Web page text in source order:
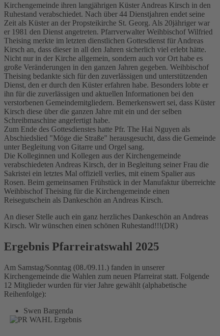
Kirchengemeinde ihren langjährigen Küster Andreas Kirsch in den
Ruhestand verabschiedet. Nach über 44 Dienstjahren endet seine
Zeit als Küster an der Propsteikirche St. Georg. Als 20jähriger war
er 1981 den Dienst angetreten. Pfarrverwalter Weihbischof Wilfried
Theising merkte im letzten dienstlichen Gottesdienst für Andreas
Kirsch an, dass dieser in all den Jahren sicherlich viel erlebt hätte.
Nicht nur in der Kirche allgemein, sondern auch vor Ort habe es
große Veränderungen in den ganzen Jahren gegeben. Weihbischof
Theising bedankte sich für den zuverlässigen und unterstützenden
Dienst, den er durch den Küster erfahren habe. Besonders lobte er
ihn für die zuverlässigen und aktuellen Informationen bei den
verstorbenen Gemeindemitgliedern. Bemerkenswert sei, dass Küster
Kirsch diese über die ganzen Jahre mit ein und der selben
Schreibmaschine angefertigt habe.
Zum Ende des Gottesdienstes hatte Pfr. The Hai Nguyen als
Abschiedslied "Möge die Straße" herausgesucht, dass die Gemeinde
unter Begleitung von Gitarre und Orgel sang.
Die Kolleginnen und Kollegen aus der Kirchengemeinde
verabschiedeten Andreas Kirsch, der in Begleitung seiner Frau die
Sakristei ein letztes Mal offiziell verlies, mit einem Spalier aus
Rosen. Beim gemeinsamen Frühstück in der Manufaktur überreichte
Weihbischof Theising für die Kirchengemeinde einen
Reisegutschein als Dankeschön an Andreas Kirsch.
An dieser Stelle auch ein ganz herzliches Dankeschön an Andreas
Kirsch. Wir wünschen einen schönen Ruhestand!!!(DR)
Ergebnis Pfarreiratswahl 2025
Am Samstag/Sonntag (08./09.11.) fanden in unserer
Kirchengemeinde die Wahlen zum neuen Pfarreirat statt. Folgende
12 Mitglieder wurden für vier Jahre gewählt (alphabetische
Reihenfolge):
Swen Bargenda